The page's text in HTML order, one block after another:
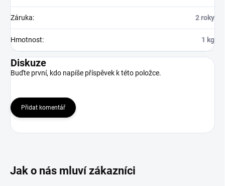
Záruka: 2 roky
Hmotnost: 1 kg
Diskuze
Buďte první, kdo napíše příspěvek k této položce.
Přidat komentář